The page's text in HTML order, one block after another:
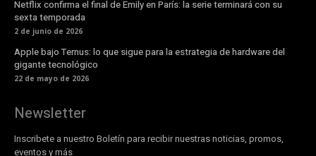
Netflix confirma el final de Emily en París: la serie terminará con su
sexta temporada
2 de junio de 2026
Apple bajo Ternus: lo que sigue para la estrategia de hardware del
gigante tecnológico
22 de mayo de 2026
Newsletter
Inscribete a nuestro Boletín para recibir nuestras noticias, promos,
eventos y más